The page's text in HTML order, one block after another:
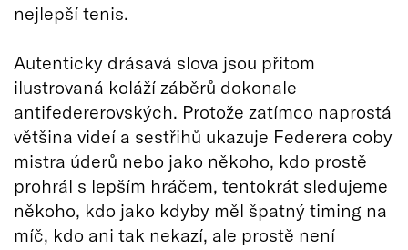
nejlepší tenis.
Autenticky drásavá slova jsou přitom
ilustrovaná koláží záběrů dokonale
antifedererovských. Protože zatímco naprostá
většina videí a sestřihů ukazuje Federera coby
mistra úderů nebo jako někoho, kdo prostě
prohrál s lepším hráčem, tentokrát sledujeme
někoho, kdo jako kdyby měl špatný timing na
míč, kdo ani tak nekazí, ale prostě není